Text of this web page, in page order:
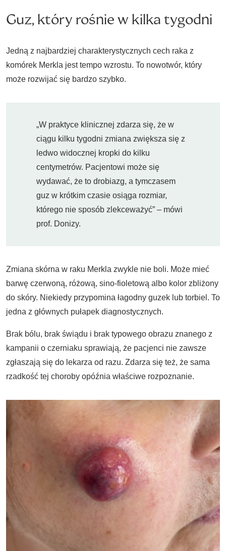
Guz, który rośnie w kilka tygodni
Jedną z najbardziej charakterystycznych cech raka z
komórek Merkla jest tempo wzrostu. To nowotwór, który
może rozwijać się bardzo szybko.
„W praktyce klinicznej zdarza się, że w
ciągu kilku tygodni zmiana zwiększa się z
ledwo widocznej kropki do kilku
centymetrów. Pacjentowi może się
wydawać, że to drobiazg, a tymczasem
guz w krótkim czasie osiąga rozmiar,
którego nie sposób zlekceważyć” – mówi
prof. Donizy.
Zmiana skórna w raku Merkla zwykle nie boli. Może mieć
barwę czerwoną, różową, sino-fioletową albo kolor zbliżony
do skóry. Niekiedy przypomina łagodny guzek lub torbiel. To
jedna z głównych pułapek diagnostycznych.
Brak bólu, brak świądu i brak typowego obrazu znanego z
kampanii o czerniaku sprawiają, że pacjenci nie zawsze
zgłaszają się do lekarza od razu. Zdarza się też, że sama
rzadkość tej choroby opóźnia właściwe rozpoznanie.